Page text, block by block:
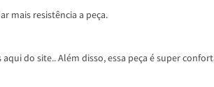
mais resistência a peça.
do site.. Além disso, essa peça é super